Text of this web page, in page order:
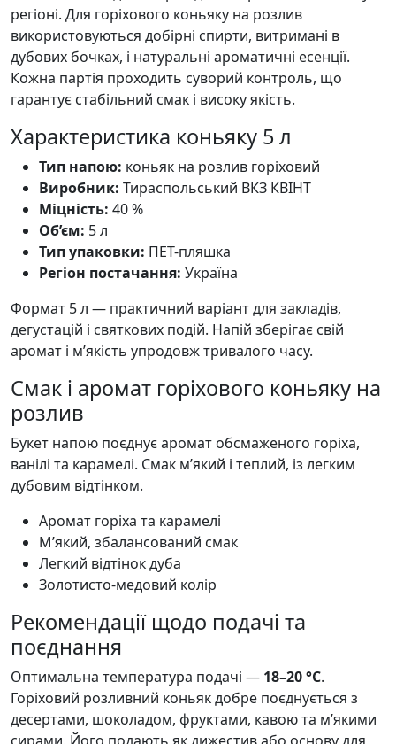
регіоні. Для горіхового коньяку на розлив
використовуються добірні спирти, витримані в
дубових бочках, і натуральні ароматичні есенції.
Кожна партія проходить суворий контроль, що
гарантує стабільний смак і високу якість.
Характеристика коньяку 5 л
Тип напою: коньяк на розлив горіховий
Виробник: Тираспольський ВКЗ КВІНТ
Міцність: 40 %
Об’єм: 5 л
Тип упаковки: ПЕТ-пляшка
Регіон постачання: Україна
Формат 5 л — практичний варіант для закладів,
дегустацій і святкових подій. Напій зберігає свій
аромат і м’якість упродовж тривалого часу.
Смак і аромат горіхового коньяку на
розлив
Букет напою поєднує аромат обсмаженого горіха,
ванілі та карамелі. Смак м’який і теплий, із легким
дубовим відтінком.
Аромат горіха та карамелі
М’який, збалансований смак
Легкий відтінок дуба
Золотисто-медовий колір
Рекомендації щодо подачі та
поєднання
Оптимальна температура подачі — 18–20 °C.
Горіховий розливний коньяк добре поєднується з
десертами, шоколадом, фруктами, кавою та м’якими
сирами. Його подають як дижестив або основу для